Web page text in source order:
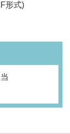
形式)